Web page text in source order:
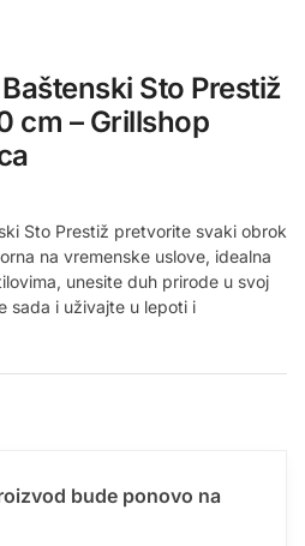
Sto Prestiž
cm – Grillshop
Sto Prestiž pretvorite svaki obrok
na vremenske uslove, idealna
unesite duh prirode u svoj
sada i uživajte u lepoti i
bude ponovo na